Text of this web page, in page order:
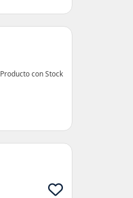
Producto con Stock